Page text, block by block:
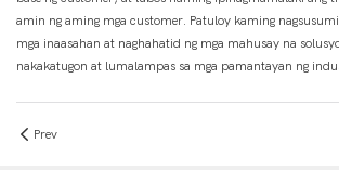
amin ng aming mga customer. Patuloy kaming
mga inaasahan at naghahatid ng mga mahusay na
nakakatugon at lumalampas sa mga pamantayan ng
Prev